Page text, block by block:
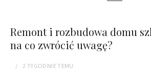
Remont i rozbudowa domu
na co zwrócić uwagę?
2 TYGODNIE TEMU